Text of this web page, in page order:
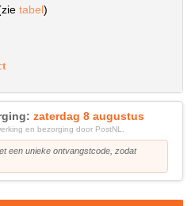
tabel)
zaterdag 8 augustus
en bezorging door PostNL.
een unieke ontvangstcode, zodat